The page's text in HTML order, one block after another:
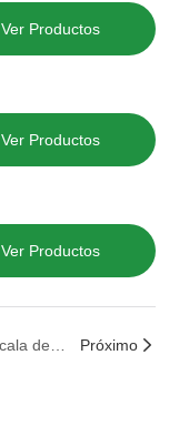
Ver Productos
Ver Productos
Ver Productos
Próximo